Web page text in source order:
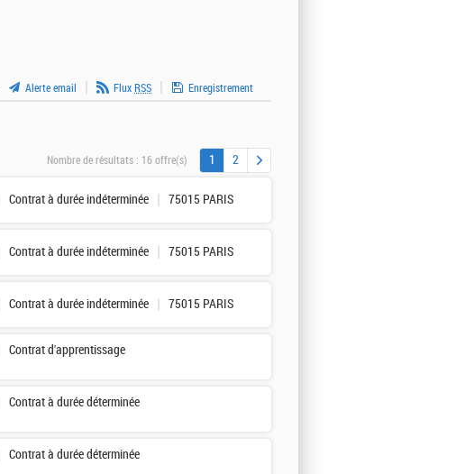
Alerte email Flux RSS
Enregistrement
Nombre de résultats : 16 offre(s) 1 2
Contrat à durée indéterminée 75015 PARIS
Contrat à durée indéterminée 75015 PARIS
Contrat à durée indéterminée 75015 PARIS
Contrat d'apprentissage
Contrat à durée déterminée
Contrat à durée déterminée